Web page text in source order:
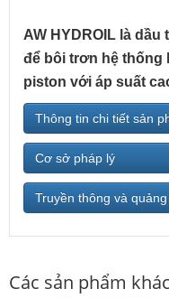
AW HYDROIL là
để bôi trơn hệ thống
piston với áp suất
Thông tin chi tiết sản
Cơ sở pháp lý
Truyền thông và
Các sản phẩm khác